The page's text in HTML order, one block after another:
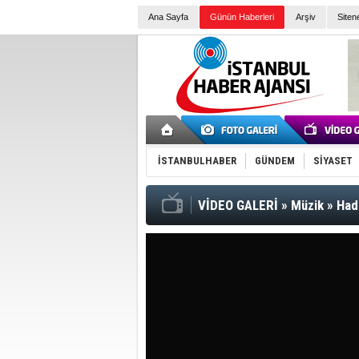
Ana Sayfa Günün Haberleri Arşiv
İSTANBULHABER GÜNDEM SİYASET
VİDEO GALERİ » Müzik »